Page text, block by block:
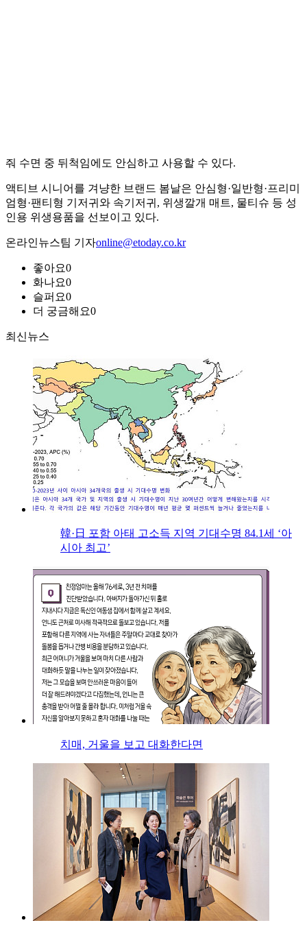
줘 수면 중 뒤척임에도 안심하고 사용할 수 있다.
액티브 시니어를 겨냥한 브랜드 봄날은 안심형·일반형·프리미
엄형·팬티형 기저귀와 속기저귀, 위생깔개 매트, 물티슈 등 성
인용 위생용품을 선보이고 있다.
온라인뉴스팀 기자online@etoday.co.kr
좋아요0
화나요0
슬퍼요0
더 궁금해요0
최신뉴스
韓·日 포함 아태 고소득 지역 기대수명 84.1세 ‘아
시아 최고’
치매, 거울을 보고 대화한다면